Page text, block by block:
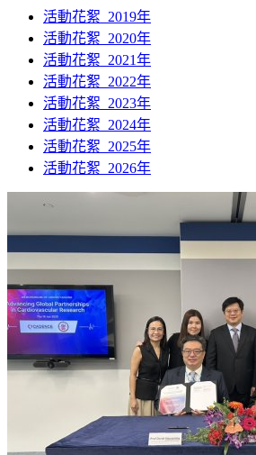
活動花絮_2019年
活動花絮_2020年
活動花絮_2021年
活動花絮_2022年
活動花絮_2023年
活動花絮_2024年
活動花絮_2025年
活動花絮_2026年